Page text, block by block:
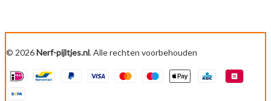
© 2026Nerf-pijltjes.nl. Alle rechten voorbehouden